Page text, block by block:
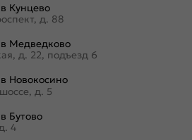
Кунцево
д. 88
Медведково
д. 22, подъезд 6
Новокосино
д. 5
Бутово
4